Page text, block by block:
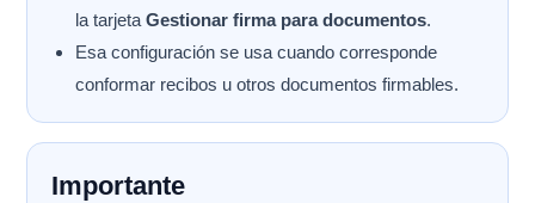
la tarjetaGestionar firma para documentos.
Esa configuración se usa cuando corresponde
conformar recibos u otros documentos firmables.
Importante